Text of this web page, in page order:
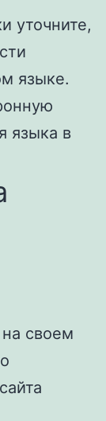
уточните,
языке.
языка в
своем